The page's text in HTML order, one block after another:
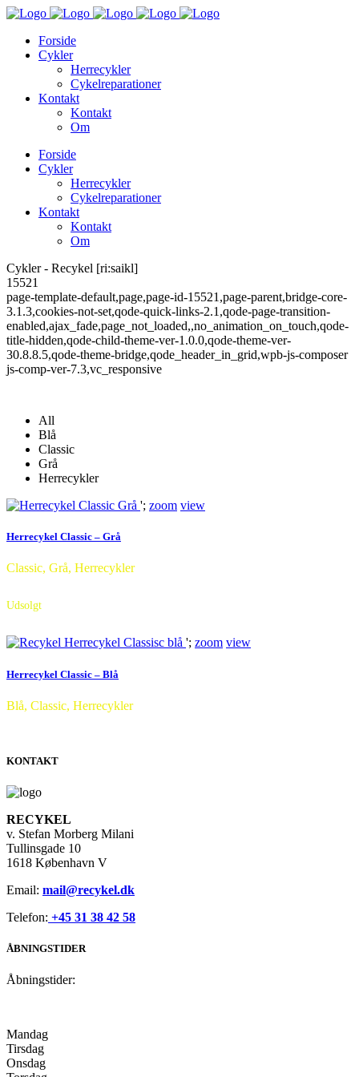
Forside
Cykler
Herrecykler
Cykelreparationer
Kontakt
Kontakt
Om
Forside
Cykler
Herrecykler
Cykelreparationer
Kontakt
Kontakt
Om
Cykler - Recykel [ri:saikl]
15521
page-template-default,page,page-id-15521,page-parent,bridge-core-
3.1.3,cookies-not-set,qode-quick-links-2.1,qode-page-transition-
enabled,ajax_fade,page_not_loaded,,no_animation_on_touch,qode-
title-hidden,qode-child-theme-ver-1.0.0,qode-theme-ver-
30.8.8.5,qode-theme-bridge,qode_header_in_grid,wpb-js-composer
js-comp-ver-7.3,vc_responsive
All
Blå
Classic
Grå
Herrecykler
'; zoom view
Herrecykel Classic – Grå
Classic, Grå, Herrecykler
Udsolgt
'; zoom view
Herrecykel Classic – Blå
Blå, Classic, Herrecykler
KONTAKT
RECYKEL
v. Stefan Morberg Milani
Tullinsgade 10
1618 København V
Email: mail@recykel.dk
Telefon: +45 31 38 42 58
ÅBNINGSTIDER
Åbningstider:
Mandag
Tirsdag
Onsdag